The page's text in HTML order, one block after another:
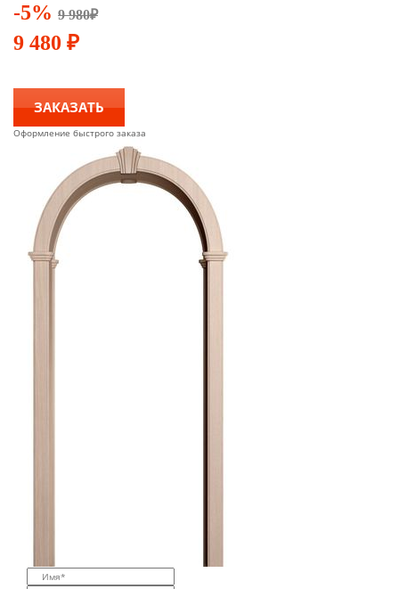
-5% 9 980₽
9 480 ₽
ЗАКАЗАТЬ
Оформление быстрого заказа